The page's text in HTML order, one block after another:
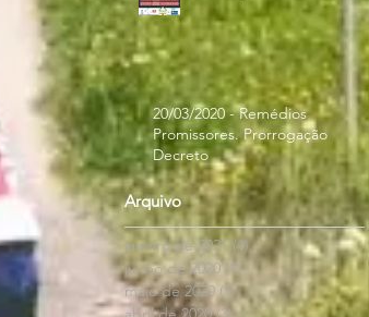
20/03/2020 - Remédios
Promissores. Prorrogação
Decreto
Arquivo
janeiro de 2021 (1)1 post
junho de 2020 (1)1 post
maio de 2020 (1)1 post